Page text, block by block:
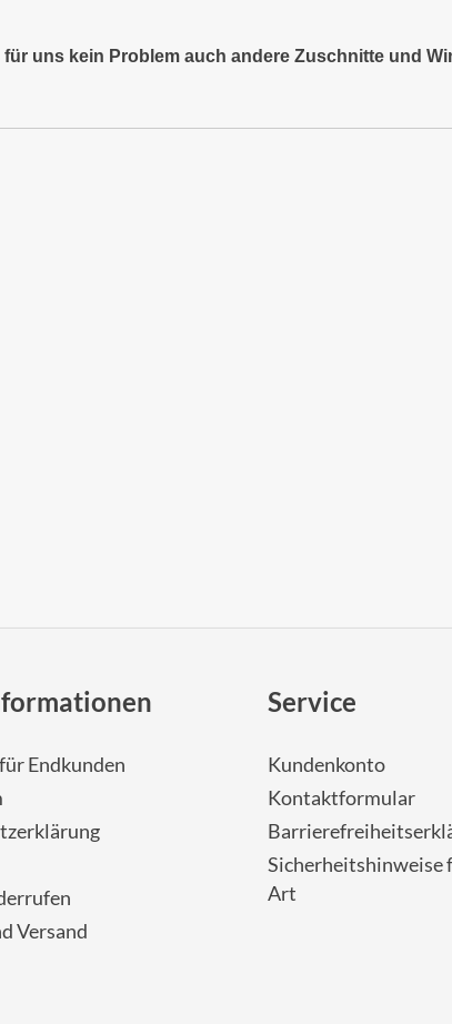
uns kein Problem auch andere Zuschnitte und
Endkunden
Versand
Service
Kundenkonto
Kontaktformular
Sicherheitshinweise
Art